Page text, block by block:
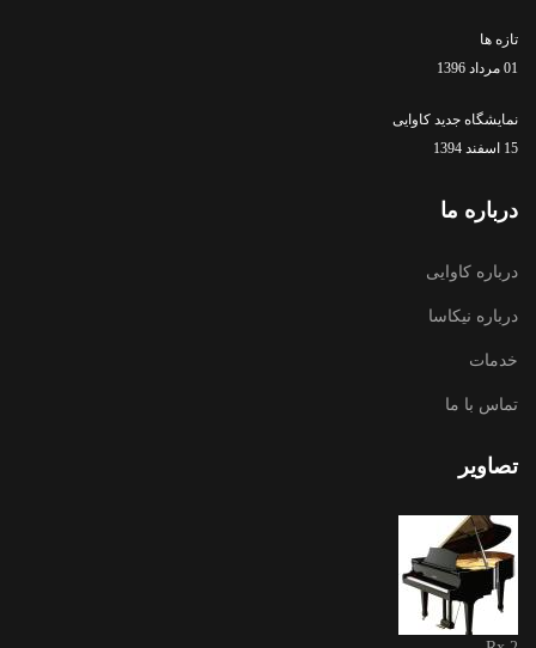
تازه ها
01 مرداد 1396
نمایشگاه جدید کاوایی
15 اسفند 1394
درباره ما
درباره کاوایی
درباره نیکاسا
خدمات
تماس با ما
تصاویر